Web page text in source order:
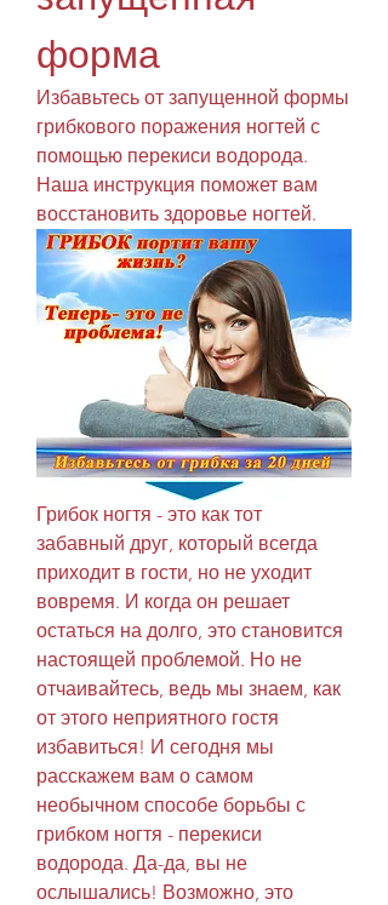
форма
Избавьтесь от запущенной формы
грибкового поражения ногтей с
помощью перекиси водорода.
Наша инструкция поможет вам
восстановить здоровье ногтей.
Грибок ногтя - это как тот
забавный друг, который всегда
приходит в гости, но не уходит
вовремя. И когда он решает
остаться на долго, это становится
настоящей проблемой. Но не
отчаивайтесь, ведь мы знаем, как
от этого неприятного гостя
избавиться! И сегодня мы
расскажем вам о самом
необычном способе борьбы с
грибком ногтя - перекиси
водорода. Да-да, вы не
ослышались! Возможно, это